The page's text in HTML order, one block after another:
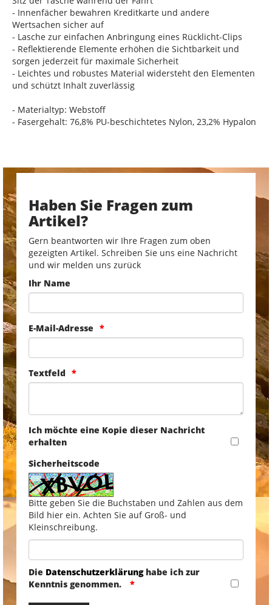
- Innenfächer bewahren Kreditkarte und andere
Wertsachen sicher auf
- Lasche zur einfachen Anbringung eines Rücklicht-Clips
- Reflektierende Elemente erhöhen die Sichtbarkeit und
sorgen jederzeit für maximale Sicherheit
- Leichtes und robustes Material widersteht den Elementen
und schützt Inhalt zuverlässig
- Materialtyp: Webstoff
- Fasergehalt: 76,8% PU-beschichtetes Nylon, 23,2% Hypalon
Haben Sie Fragen zum
Artikel?
Gern beantworten wir Ihre Fragen zum oben
gezeigten Artikel. Schreiben Sie uns eine Nachricht
und wir melden uns zurück
Ihr Name
E-Mail-Adresse
Textfeld
Ich möchte eine Kopie dieser Nachricht
erhalten
Sicherheitscode
Bitte geben Sie die Buchstaben und Zahlen aus dem
Bild hier ein. Achten Sie auf Groß- und
Kleinschreibung.
Die Datenschutzerklärunghabe ich zur
Kenntnis genommen.